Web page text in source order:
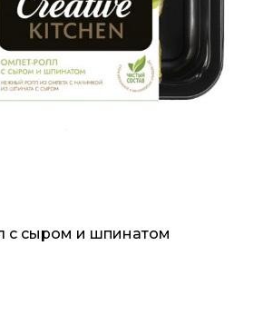
с сыром и шпинатом